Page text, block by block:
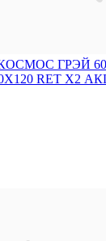
КОСМОС ГРЭЙ
RET X2